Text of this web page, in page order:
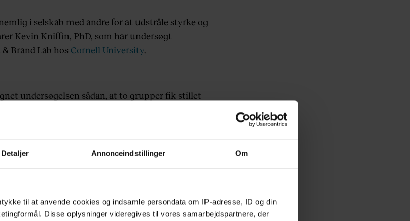
Detaljer Annonceindstillinger Om
til at anvende cookies og indsamle persondata om IP-adresse, ID og din
Disse oplysninger videregives til vores samarbejdspartnere, der
i selskab med andre for at udstråle styrke og
Kevin Kniffin, PhD, som har undersøgt
Brand Lab hos Cornell University.
undersøgelsen sådan, at to grupper fik stillet
spiste 4 gange så meget som normalt. Eller det
fald.
i fred.
for sociale sammenkomster og mad i